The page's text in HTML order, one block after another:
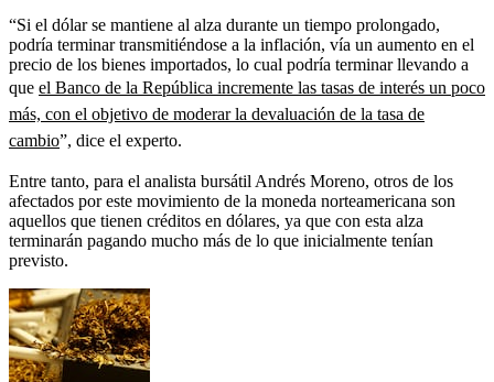
“Si el dólar se mantiene al alza durante un tiempo prolongado,
podría terminar transmitiéndose a la inflación, vía un aumento en el
precio de los bienes importados, lo cual podría terminar llevando a
que el Banco de la República incremente las tasas de interés un poco
más, con el objetivo de moderar la devaluación de la tasa de
cambio”, dice el experto.
Entre tanto, para el analista bursátil Andrés Moreno, otros de los
afectados por este movimiento de la moneda norteamericana son
aquellos que tienen créditos en dólares, ya que con esta alza
terminarán pagando mucho más de lo que inicialmente tenían
previsto.